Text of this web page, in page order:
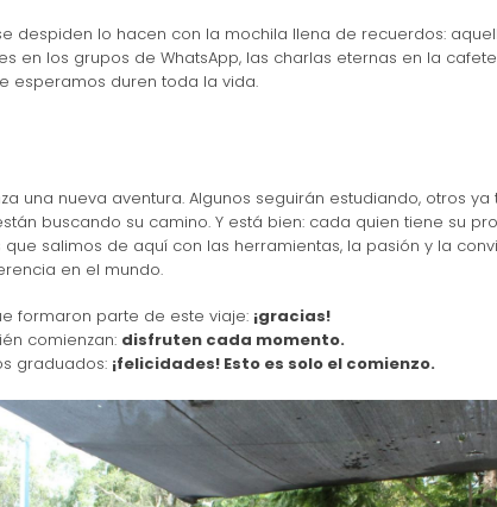
despiden lo hacen con la mochila llena de recuerdos:
en los grupos de WhatsApp, las charlas eternas en la
esperamos duren toda la vida.
una nueva aventura. Algunos seguirán estudiando, otros
buscando su camino. Y está bien: cada quien tiene su
que salimos de aquí con las herramientas, la pasión y la
en el mundo.
formaron parte de este viaje: ¡gracias!
comienzan: disfruten cada momento.
graduados: ¡felicidades! Esto es solo el comienzo.